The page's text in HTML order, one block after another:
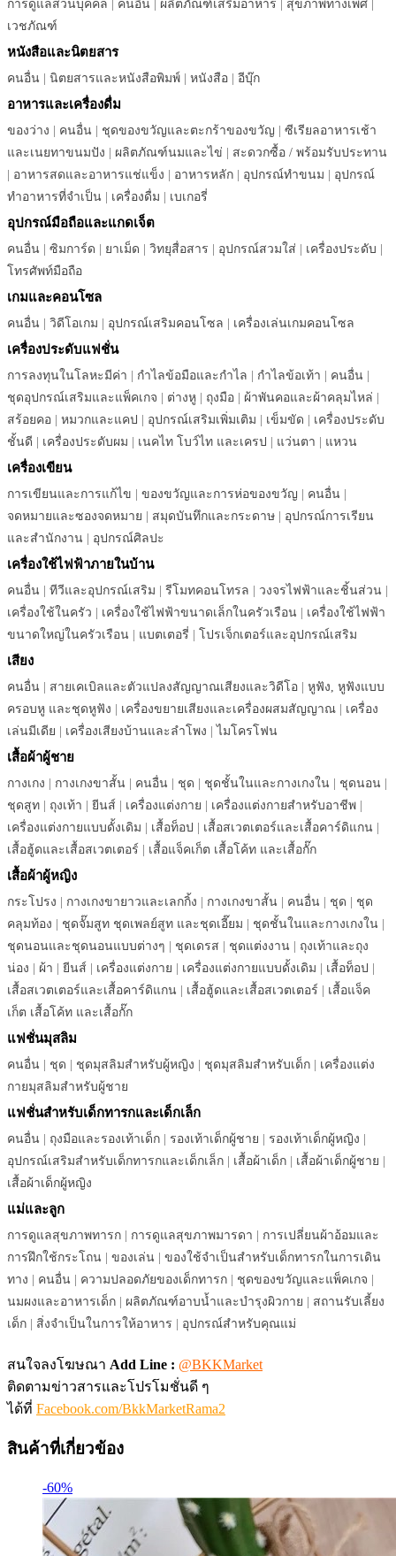
การดูแลส่วนบุคคล | คนอื่น | ผลิตภัณฑ์เสริมอาหาร | สุขภาพทางเพศ |
เวชภัณฑ์
หนังสือและนิตยสาร
คนอื่น | นิตยสารและหนังสือพิมพ์ | หนังสือ | อีบุ๊ก
อาหารและเครื่องดื่ม
ของว่าง | คนอื่น | ชุดของขวัญและตะกร้าของขวัญ | ซีเรียลอาหารเช้า
และเนยทาขนมปัง | ผลิตภัณฑ์นมและไข่ | สะดวกซื้อ / พร้อมรับประทาน
| อาหารสดและอาหารแช่แข็ง | อาหารหลัก | อุปกรณ์ทำขนม | อุปกรณ์
ทำอาหารที่จำเป็น | เครื่องดื่ม | เบเกอรี่
อุปกรณ์มือถือและแกดเจ็ต
คนอื่น | ซิมการ์ด | ยาเม็ด | วิทยุสื่อสาร | อุปกรณ์สวมใส่ | เครื่องประดับ |
โทรศัพท์มือถือ
เกมและคอนโซล
คนอื่น | วิดีโอเกม | อุปกรณ์เสริมคอนโซล | เครื่องเล่นเกมคอนโซล
เครื่องประดับแฟชั่น
การลงทุนในโลหะมีค่า | กำไลข้อมือและกำไล | กำไลข้อเท้า | คนอื่น |
ชุดอุปกรณ์เสริมและแพ็คเกจ | ต่างหู | ถุงมือ | ผ้าพันคอและผ้าคลุมไหล่ |
สร้อยคอ | หมวกและแคป | อุปกรณ์เสริมเพิ่มเติม | เข็มขัด | เครื่องประดับ
ชั้นดี | เครื่องประดับผม | เนคไท โบว์ไท และเครป | แว่นตา | แหวน
เครื่องเขียน
การเขียนและการแก้ไข | ของขวัญและการห่อของขวัญ | คนอื่น |
จดหมายและซองจดหมาย | สมุดบันทึกและกระดาษ | อุปกรณ์การเรียน
และสำนักงาน | อุปกรณ์ศิลปะ
เครื่องใช้ไฟฟ้าภายในบ้าน
คนอื่น | ทีวีและอุปกรณ์เสริม | รีโมทคอนโทรล | วงจรไฟฟ้าและชิ้นส่วน |
เครื่องใช้ในครัว | เครื่องใช้ไฟฟ้าขนาดเล็กในครัวเรือน | เครื่องใช้ไฟฟ้า
ขนาดใหญ่ในครัวเรือน | แบตเตอรี่ | โปรเจ็กเตอร์และอุปกรณ์เสริม
เสียง
คนอื่น | สายเคเบิลและตัวแปลงสัญญาณเสียงและวิดีโอ | หูฟัง, หูฟังแบบ
ครอบหู และชุดหูฟัง | เครื่องขยายเสียงและเครื่องผสมสัญญาณ | เครื่อง
เล่นมีเดีย | เครื่องเสียงบ้านและลำโพง |ไมโครโฟน
เสื้อผ้าผู้ชาย
กางเกง | กางเกงขาสั้น | คนอื่น | ชุด | ชุดชั้นในและกางเกงใน | ชุดนอน |
ชุดสูท | ถุงเท้า | ยีนส์ | เครื่องแต่งกาย | เครื่องแต่งกายสำหรับอาชีพ |
เครื่องแต่งกายแบบดั้งเดิม | เสื้อท็อป | เสื้อสเวตเตอร์และเสื้อคาร์ดิแกน |
เสื้อฮู้ดและเสื้อสเวตเตอร์ | เสื้อแจ็คเก็ต เสื้อโค้ท และเสื้อกั๊ก
เสื้อผ้าผู้หญิง
กระโปรง | กางเกงขายาวและเลกกิ้ง | กางเกงขาสั้น | คนอื่น | ชุด | ชุด
คลุมท้อง | ชุดจั๊มสูท ชุดเพลย์สูท และชุดเอี๊ยม | ชุดชั้นในและกางเกงใน |
ชุดนอนและชุดนอนแบบต่างๆ | ชุดเดรส | ชุดแต่งงาน | ถุงเท้าและถุง
น่อง | ผ้า | ยีนส์ | เครื่องแต่งกาย | เครื่องแต่งกายแบบดั้งเดิม | เสื้อท็อป |
เสื้อสเวตเตอร์และเสื้อคาร์ดิแกน | เสื้อฮู้ดและเสื้อสเวตเตอร์ | เสื้อแจ็ค
เก็ต เสื้อโค้ท และเสื้อกั๊ก
แฟชั่นมุสลิม
คนอื่น | ชุด | ชุดมุสลิมสำหรับผู้หญิง | ชุดมุสลิมสำหรับเด็ก | เครื่องแต่ง
กายมุสลิมสำหรับผู้ชาย
แฟชั่นสำหรับเด็กทารกและเด็กเล็ก
คนอื่น | ถุงมือและรองเท้าเด็ก | รองเท้าเด็กผู้ชาย | รองเท้าเด็กผู้หญิง |
อุปกรณ์เสริมสำหรับเด็กทารกและเด็กเล็ก | เสื้อผ้าเด็ก | เสื้อผ้าเด็กผู้ชาย |
เสื้อผ้าเด็กผู้หญิง
แม่และลูก
การดูแลสุขภาพทารก | การดูแลสุขภาพมารดา | การเปลี่ยนผ้าอ้อมและ
การฝึกใช้กระโถน | ของเล่น | ของใช้จำเป็นสำหรับเด็กทารกในการเดิน
ทาง | คนอื่น | ความปลอดภัยของเด็กทารก | ชุดของขวัญและแพ็คเกจ |
นมผงและอาหารเด็ก | ผลิตภัณฑ์อาบน้ำและบำรุงผิวกาย | สถานรับเลี้ยง
เด็ก | สิ่งจำเป็นในการให้อาหาร | อุปกรณ์สำหรับคุณแม่
สนใจลงโฆษณา Add Line : @BKKMarket
ติดตามข่าวสารและโปรโมชั่นดี ๆ
ได้ที่ Facebook.com/BkkMarketRama2
สินค้าที่เกี่ยวข้อง
-60%